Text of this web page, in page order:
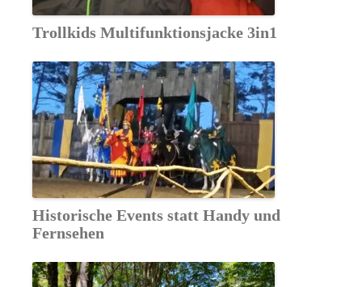
Trollkids Multifunktionsjacke 3in1
Historische Events statt Handy und
Fernsehen